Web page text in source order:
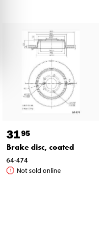
3195
Brake disc, coated
64-474
Not sold online